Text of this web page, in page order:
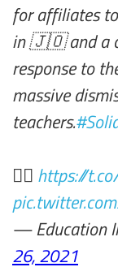
for affiliates
in 🇯🇴 and a
response to
massive
teachers.
👉🏽 https://
— Education
26, 2021